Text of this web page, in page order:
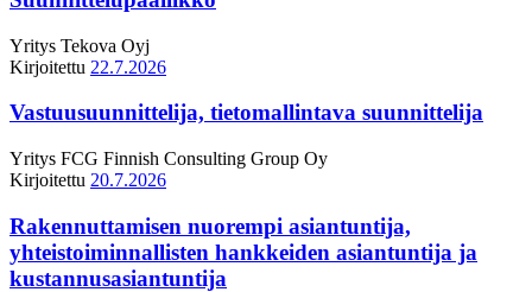
Yritys Tekova Oyj
Kirjoitettu 22.7.2026
Vastuusuunnittelija, tietomallintava suunnittelija
Yritys FCG Finnish Consulting Group Oy
Kirjoitettu 20.7.2026
Rakennuttamisen nuorempi asiantuntija,
yhteistoiminnallisten hankkeiden asiantuntija ja
kustannusasiantuntija